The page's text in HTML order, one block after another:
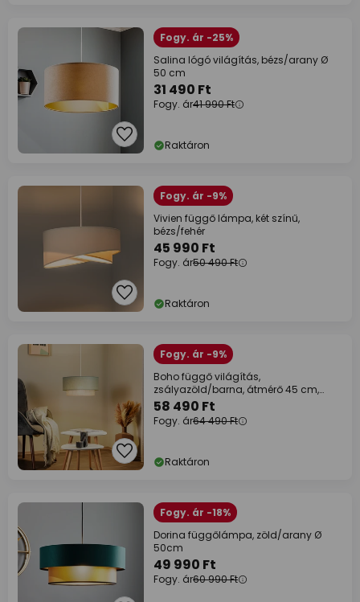
Fogy. ár -25%
Salina lógó világítás, bézs/arany Ø
50 cm
31 490 Ft
Fogy. ár41 990 Ft
Raktáron
Fogy. ár -9%
Vivien függő lámpa, két színű,
bézs/fehér
45 990 Ft
Fogy. ár50 490 Ft
Raktáron
Fogy. ár -9%
Boho függő világítás,
zsályazöld/barna, átmérő 45 cm,
textil
58 490 Ft
Fogy. ár64 490 Ft
Raktáron
Fogy. ár -18%
Dorina függőlámpa, zöld/arany Ø
50cm
49 990 Ft
Fogy. ár60 990 Ft